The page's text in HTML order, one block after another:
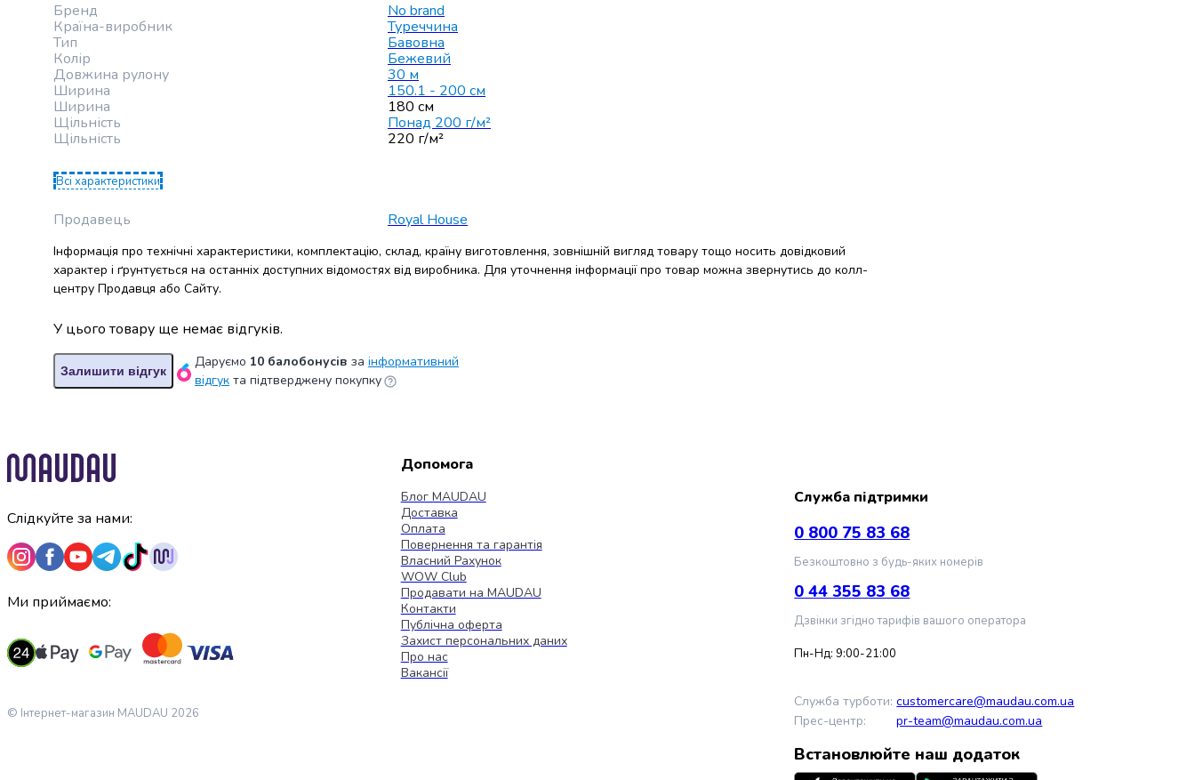
Овочева
консервація
консерви
консервація
Оливки
маслини
Паштети
Джеми
гриби
Мед
Варення
і
маринади
Соуси
Майонез
Кондитерські
вироби
Шоколад
Бісквіти
та
та
Бренд
No brand
Країна-виробник
Туреччина
Тип
Бавовна
Колір
Бежевий
Довжина рулону
30 м
Ширина
150.1 - 200 см
Ширина
180 см
Щільність
Понад 200 г/м²
Щільність
220 г/м²
Всі характеристики
Продавець Royal House
Інформація про технічні характеристики, комплектацію, склад, країну виготовлення, зовнішній вигляд товару тощо носить довідковий
характер і ґрунтується на останніх доступних відомостях від виробника. Для уточнення інформації про товар можна звернутись до колл-
центру Продавця або Сайту.
У цього товару ще немає відгуків.
Залишити відгук
Даруємо 10 балобонусів за інформативний
відгук та підтверджену покупку
Слідкуйте за нами:
Ми приймаємо:
© Інтернет-магазин MAUDAU 2026
Допомога
Блог MAUDAU
Доставка
Оплата
Повернення та гарантія
Власний Рахунок
WOW Club
Продавати на MAUDAU
Контакти
Публічна оферта
Захист персональних даних
Про нас
Вакансії
Служба підтримки
0 800 75 83 68
Безкоштовно з будь-яких номерів
0 44 355 83 68
Дзвінки згідно тарифів вашого оператора
Пн-Нд: 9:00-21:00
Служба турботи: customercare@maudau.com.ua
Прес-центр:
pr-team@maudau.com.ua
Встановлюйте наш додаток